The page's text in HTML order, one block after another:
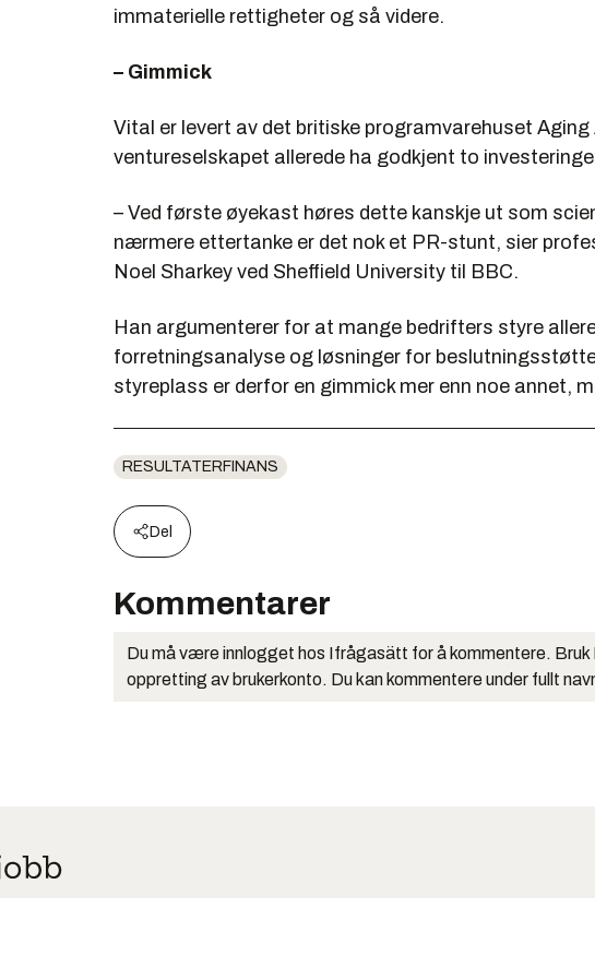
immaterielle rettigheter og så videre.
– Gimmick
Vital er levert av det britiske programvarehuset
ventureselskapet allerede ha godkjent to
– Ved første øyekast høres dette kanskje ut som
nærmere ettertanke er det nok et PR-stunt, sier
Noel Sharkey ved Sheffield University til BBC.
Han argumenterer for at mange bedrifters styre
forretningsanalyse og løsninger for
styreplass er derfor en gimmick mer enn noe annet,
RESULTATERFINANS
Del
Kommentarer
Du må være innlogget hos Ifrågasätt for å kommentere.
oppretting av brukerkonto. Du kan kommentere under fullt